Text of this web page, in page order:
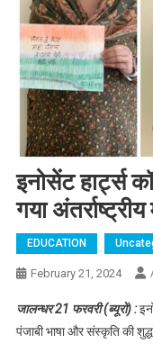
इनोसेंट हार्ट्स
गया
EDUCATION
February 21, 2024
जालन्धर 21 फरवरी (ब्यूरो) :
पंजाबी भाषा और संस्कृति की